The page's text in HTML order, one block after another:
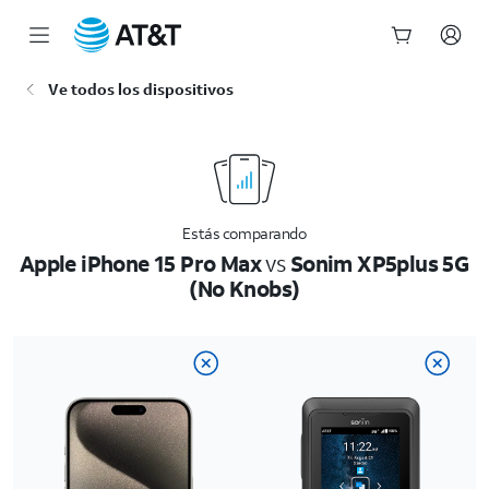
Ve todos los dispositivos
Estás comparando
Apple iPhone 15 Pro MaxvsSonim XP5plus 5G
(No Knobs)